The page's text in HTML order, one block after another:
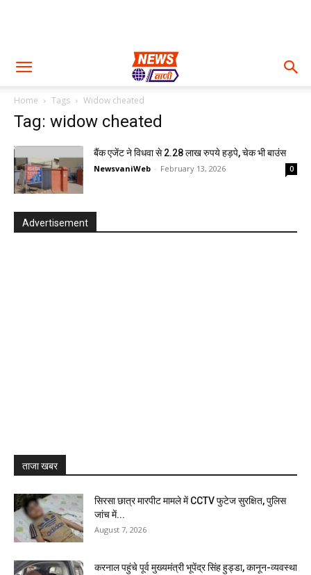
Home Tags Widow cheated
Tag: widow cheated
बैंक एजेंट ने विधवा से 2.28 लाख रुपये हड़पे, चेक भी बाउंस
NewsvaniWeb - February 13, 2026 0
Advertisement
ताजा खबर
सिरसा छात्र मारपीट मामले में CCTV फुटेज सुरक्षित, पुलिस
जांच में...
August 7, 2026
करनाल पहुंचे पूर्व मुख्यमंत्री भूपेंद्र सिंह हुड्डा, कानून-व्यवस्था